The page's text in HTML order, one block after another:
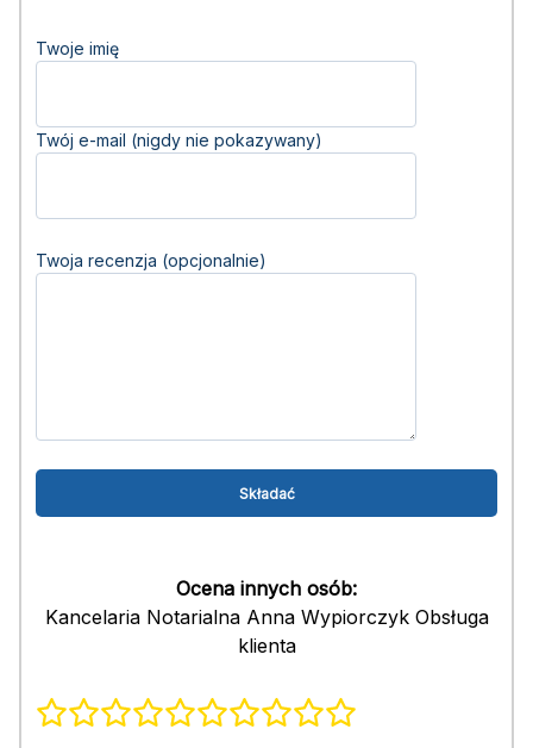
Twoje imię
Twój e-mail (nigdy nie pokazywany)
Twoja recenzja (opcjonalnie)
Ocena innych osób:
Kancelaria Notarialna Anna Wypiorczyk Obsługa
klienta